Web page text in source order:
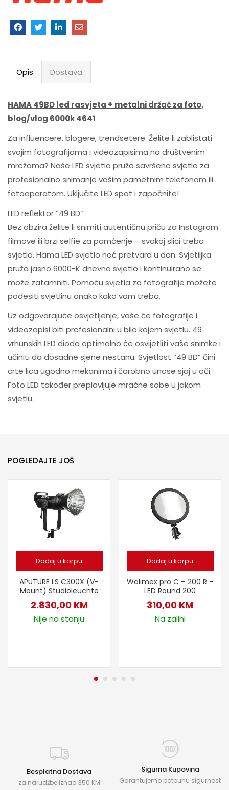
Opis Dostava
HAMA 49BD led rasvjeta + metalni držač za foto,
blog/vlog 6000k 4641
Za influencere, blogere, trendsetere: Želite li zablistati
svojim fotografijama i videozapisima na društvenim
mrežama? Naše LED svjetlo pruža savršeno svjetlo za
profesionalno snimanje vašim pametnim telefonom ili
fotoaparatom. Uključite LED spot i započnite!
LED reflektor “49 BD”
Bez obzira želite li snimiti autentičnu priču za Instagram
filmove ili brzi selfie za pamćenje – svakoj slici treba
svjetlo. Hama LED svjetlo noć pretvara u dan: Svjetiljka
pruža jasno 6000-K dnevno svjetlo i kontinuirano se
može zatamniti. Pomoću svjetla za fotografije možete
podesiti svjetlinu onako kako vam treba.
Uz odgovarajuće osvjetljenje, vaše će fotografije i
videozapisi biti profesionalni u bilo kojem svjetlu. 49
vrhunskih LED dioda optimalno će osvijetliti vaše snimke i
učiniti da dosadne sjene nestanu. Svjetlost “49 BD” čini
crte lica ugodno mekanima i čarobno unose sjaj u oči.
Foto LED također preplavljuje mračne sobe u jakom
svjetlu.
POGLEDAJTE JOŠ
Dodaj u korpu
APUTURE LS C300X (V-
Mount) Studioleuchte
2.830,00 KM
Nije na stanju
Dodaj u korpu
Walimex pro C – 200 R –
LED Round 200
310,00 KM
Na zalihi
Besplatna Dostava
za narudžbe iznad 350 KM
Sigurna Kupovina
Garantujemo potpunu sigurnost